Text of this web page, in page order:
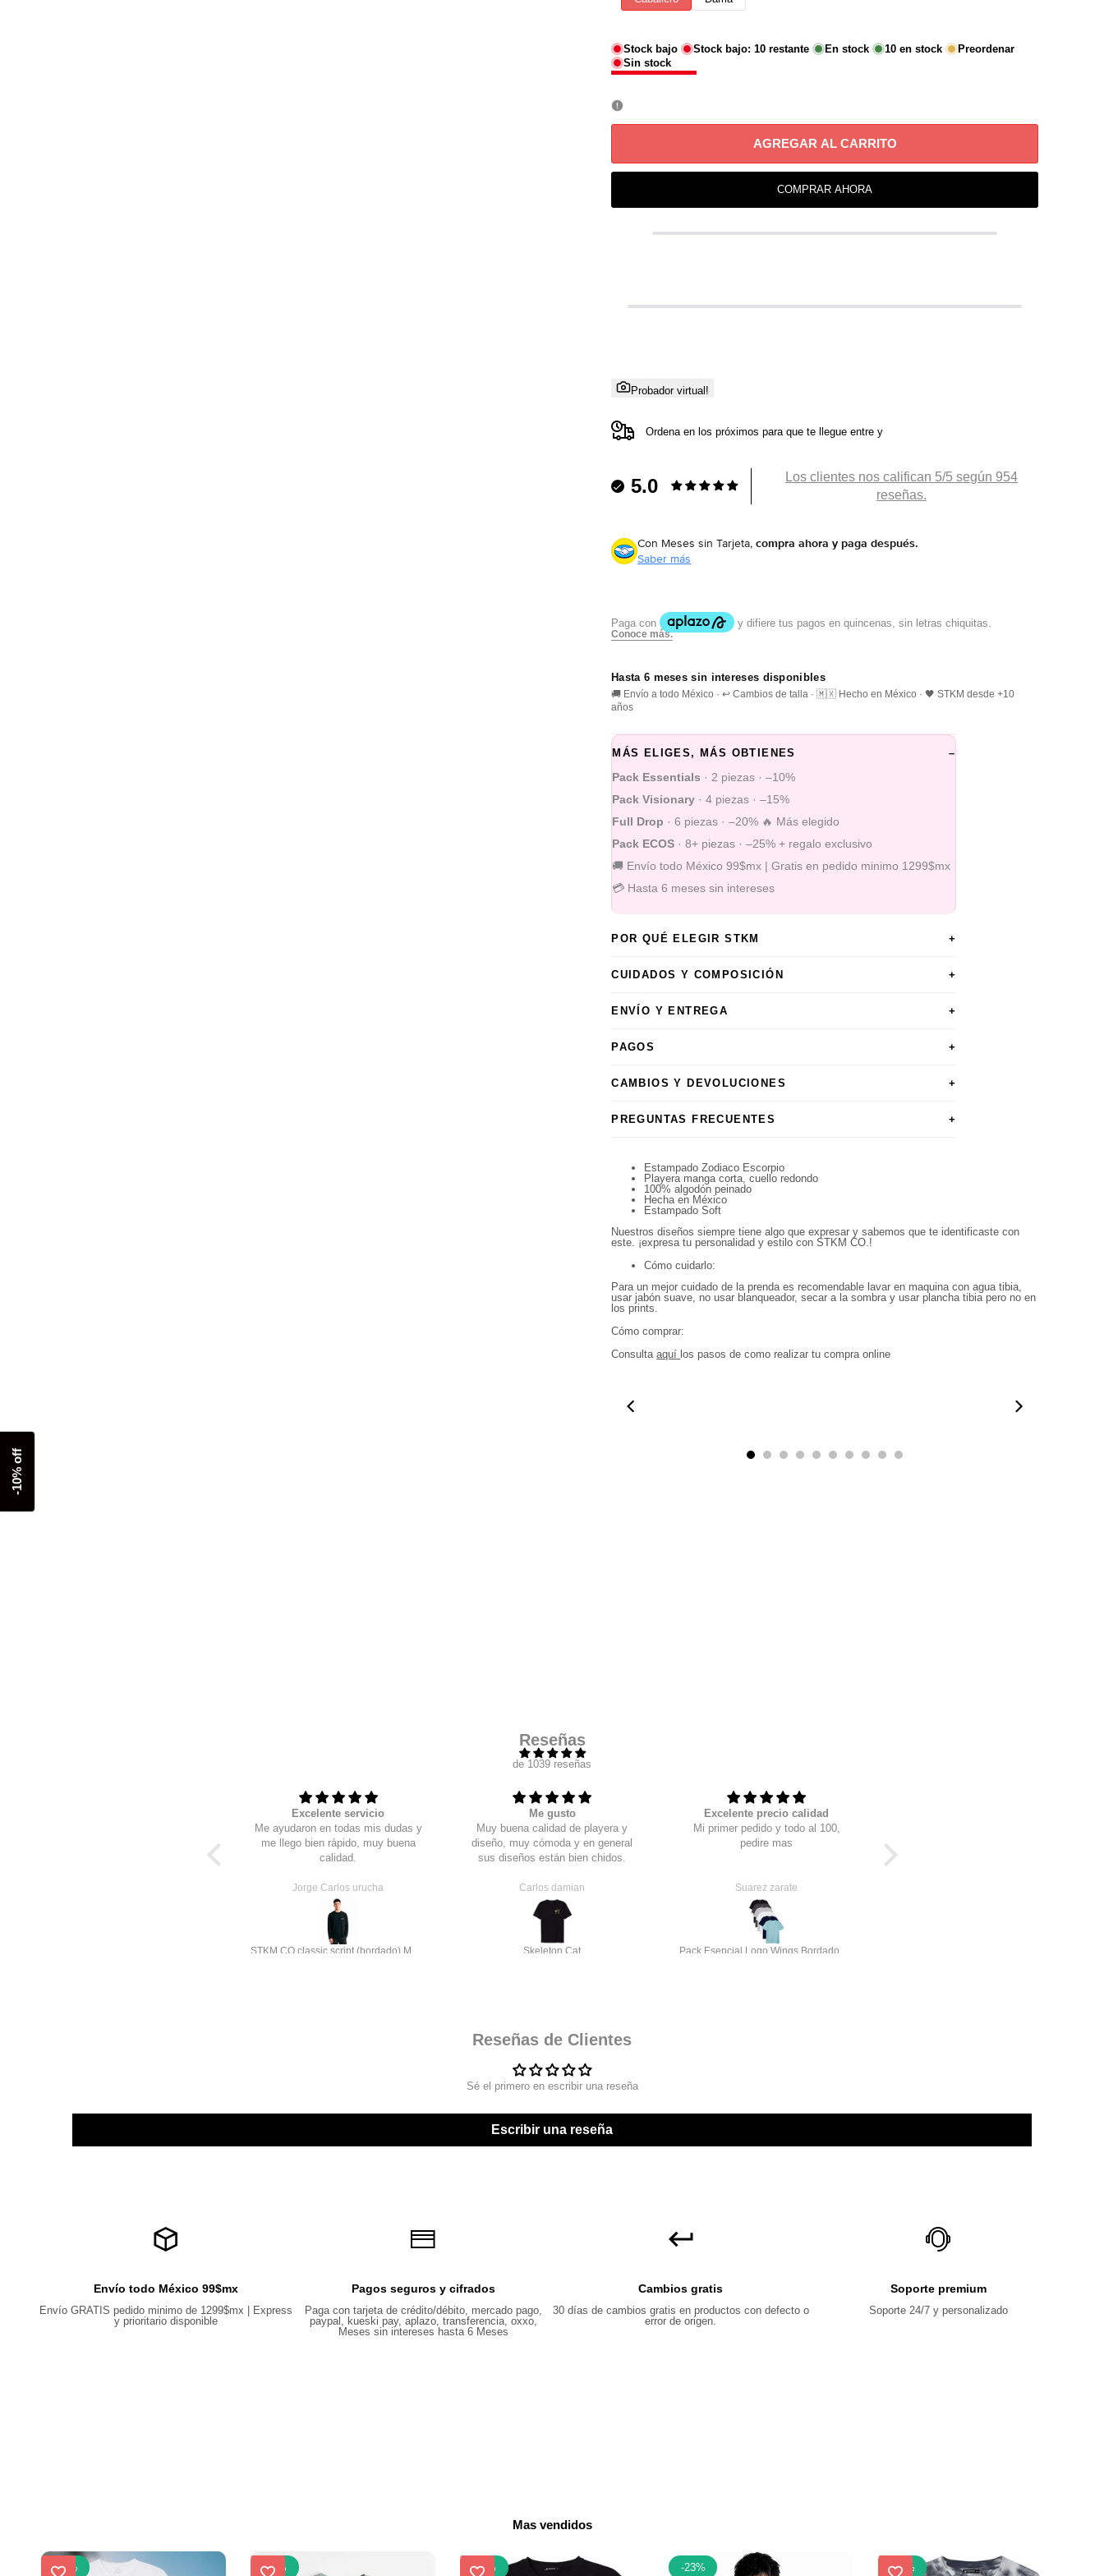
Stock bajo Stock bajo:10 restante En stock 10 en stock
Preordenar
Sin stock
AGREGAR AL CARRITO
COMPRAR AHORA
Probador virtual!
Ordena en los próximospara que te llegue entrey
5.0
Los clientes nos califican 5/5 según 954
reseñas.
Con Meses sin Tarjeta,compra ahora y paga después.
Saber más
Hasta 6 meses sin intereses disponibles
🚚 Envío a todo México · ↩️ Cambios de talla · 🇲🇽 Hecho en México · 🖤 STKM desde +10
años
MÁS ELIGES, MÁS OBTIENES –
Pack Essentials · 2 piezas · –10%
Pack Visionary · 4 piezas · –15%
Full Drop · 6 piezas · –20% 🔥 Más elegido
Pack ECOS · 8+ piezas · –25% + regalo exclusivo
🚚 Envío todo México 99$mx | Gratis en pedido minimo 1299$mx
💳 Hasta 6 meses sin intereses
POR QUÉ ELEGIR STKM +
CUIDADOS Y COMPOSICIÓN +
ENVÍO Y ENTREGA +
PAGOS +
CAMBIOS Y DEVOLUCIONES +
PREGUNTAS FRECUENTES +
Estampado Zodiaco Escorpio
Playera manga corta, cuello redondo
100% algodón peinado
Hecha en México
Estampado Soft
Nuestros diseños siempre tiene algo que expresar y sabemos que te identificaste con
este. ¡expresa tu personalidad y estilo con STKM CO. !
Cómo cuidarlo:
Para un mejor cuidado de la prenda es recomendable lavar en maquina con agua tibia,
usar jabón suave, no usar blanqueador, secar a la sombra y usar plancha tibia pero no en
los prints.
Cómo comprar:
Consulta aquí los pasos de como realizar tu compra online
01:10
Reseñas
de 1039 reseñas
Excelente servicio
Me ayudaron en todas mis dudas y
me llego bien rápido, muy buena
calidad.
Jorge Carlos urucha
Me gusto
Muy buena calidad de playera y
diseño, muy cómoda y en general
sus diseños están bien chidos.
Carlos damian
Skeleton Cat
Excelente precio calidad
Mi primer pedido y todo al 100,
pedire mas
Suarez zarate
Reseñas de Clientes
Sé el primero en escribir una reseña
Escribir una reseña
Envío todo México 99$mx
Envío GRATIS pedido minimo de 1299$mx | Express
y prioritario disponible
Pagos seguros y cifrados
Paga con tarjeta de crédito/débito, mercado pago,
paypal, kueski pay, aplazo, transferencia, oxxo,
Meses sin intereses hasta 6 Meses
Cambios gratis
30 días de cambios gratis en productos con defecto o
error de origen.
Soporte premium
Soporte 24/7 y personalizado
Mas vendidos
-23 % -23 % -23 % -23% -23 %
-10% off